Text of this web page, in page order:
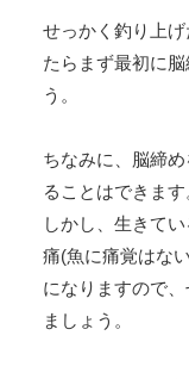
せっかく釣り上
たらまず最初に
う。
ちなみに、脳締
ることはできます
しかし、生きて
痛(魚に痛覚はな
になりますので
ましょう。